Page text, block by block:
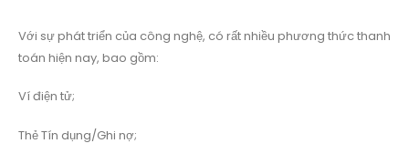
Với sự phát triển của công nghệ, có rất nhiều phương thức thanh
toán hiện nay, bao gồm:
Ví điện tử;
Thẻ Tín dụng/Ghi nợ;